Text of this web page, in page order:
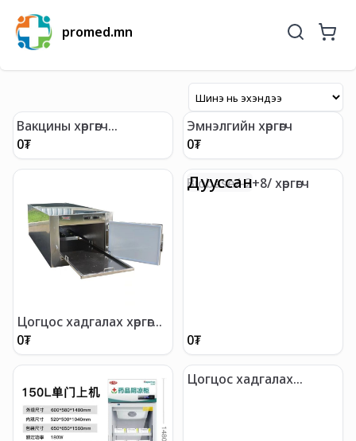
promed.mn
Вакцины хөргөгч
/-25градус/
0₮
Эмнэлгийн хөргөгч
0₮
Цогцос хадгалах хөргөгч
/1ширхэг/
0₮
Дууссан
Biobase/-2+8/ хөргөгч
0₮
Цогцос хадгалах